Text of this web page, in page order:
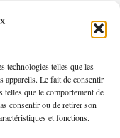
technologies telles que les
appareils. Le fait de consentir
telles que le comportement de
consentir ou de retirer son
et fonctions.